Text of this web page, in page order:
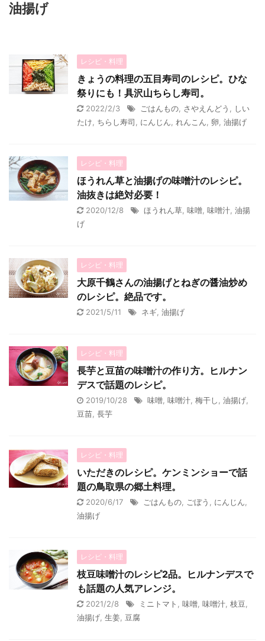
油揚げ
レシピ・料理
きょうの料理の五目寿司のレシピ。ひな
祭りにも！具沢山ちらし寿司。
2022/2/3 ごはんもの さやえんどう
しい
たけ
ちらし寿司 にんじん れんこん 卵 油揚げ
レシピ・料理
ほうれん草と油揚げの味噌汁のレシピ。
油抜きは絶対必要！
2020/12/8 ほうれん草 味噌 味噌汁 油揚
げ
レシピ・料理
大原千鶴さんの油揚げとねぎの醤油炒め
のレシピ。絶品です。
2021/5/11 ネギ 油揚げ
レシピ・料理
長芋と豆苗の味噌汁の作り方。ヒルナン
デスで話題のレシピ。
2019/10/28 味噌 味噌汁 梅干し 油揚げ
豆苗 長芋
レシピ・料理
いただきのレシピ。ケンミンショーで話
題の鳥取県の郷土料理。
2020/6/17 ごはんもの ごぼう にんじん
油揚げ
レシピ・料理
枝豆味噌汁のレシピ2品。ヒルナンデスで
も話題の人気アレンジ。
2021/2/8 ミニトマト 味噌 味噌汁 枝豆
油揚げ 生姜 豆腐